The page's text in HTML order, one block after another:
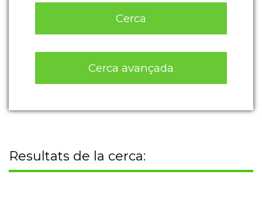
Cerca
Cerca avançada
Resultats de la cerca: